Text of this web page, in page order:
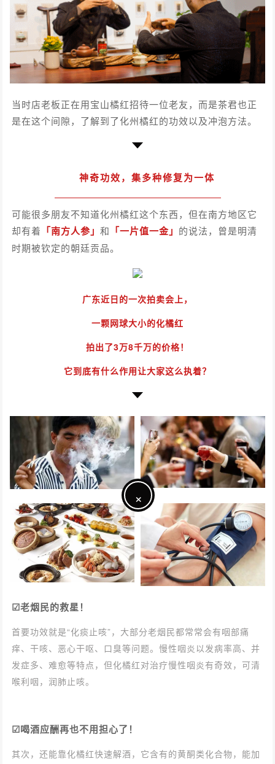
当时店老板正在用宝山橘红招待一位老友，而是茶君也正
是在这个间隙，了解到了化州橘红的功效以及冲泡方法。
神奇功效， 集多种修复为一体
可能很多朋友不知道化州橘红这个东西，但在南方地区它
却有着 「南方人参」和 「一片值一金」 的说法，曾是明清
时期被钦定的朝廷贡品。
广东近日的一次拍卖会上，
一颗网球大小的化橘红
拍出了3万8千万的价格！
它到底有什么作用让大家这么执着？
×
☑老烟民的救星！
首要功效就是“化痰止咳”，大部分老烟民都常常会有咽部痛
痒、干咳、恶心干呕、口臭等问题。慢性咽炎以发病率高、并
发症多、难愈等特点，但化橘红对治疗慢性咽炎有奇效，可清
喉利咽，润肺止咳。
☑喝酒应酬再也不用担心了！
其次，还能靠化橘红快速解酒，它含有的黄酮类化合物，能加